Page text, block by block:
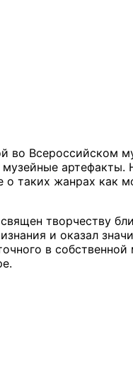
во Всероссийском
артефакты.
о таких жанрах как
творчеству
и оказал
в